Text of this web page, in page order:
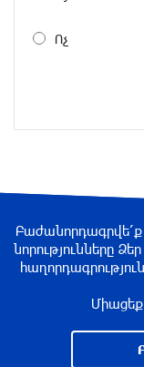
ՌԴ-ն
Ոչ
նորությունները